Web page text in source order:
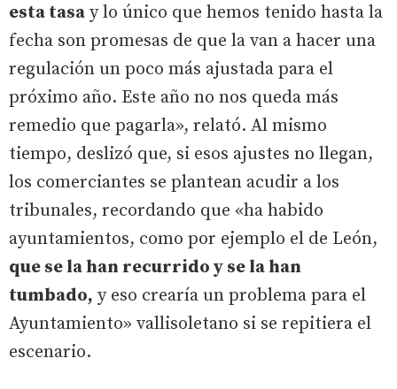
esta tasa y lo único que hemos tenido hasta la
fecha son promesas de que la van a hacer una
regulación un poco más ajustada para el
próximo año. Este año no nos queda más
remedio que pagarla», relató. Al mismo
tiempo, deslizó que, si esos ajustes no llegan,
los comerciantes se plantean acudir a los
tribunales, recordando que «ha habido
ayuntamientos, como por ejemplo el de León,
que se la han recurrido y se la han
tumbado, y eso crearía un problema para el
Ayuntamiento» vallisoletano si se repitiera el
escenario.